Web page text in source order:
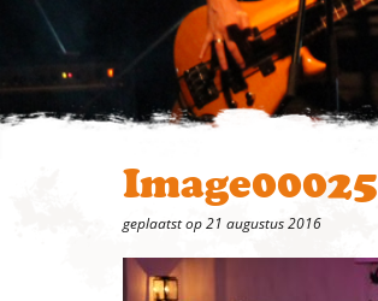
Image00025
geplaatst op 21 augustus 2016